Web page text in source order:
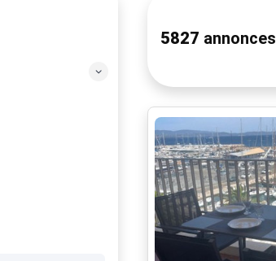
5827 annonces